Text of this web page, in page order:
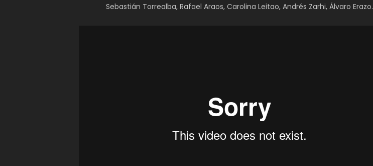
Sebastián Torrealba, Rafael Araos, Carolina Leitao, Andrés Zarhi, Álvaro Erazo.